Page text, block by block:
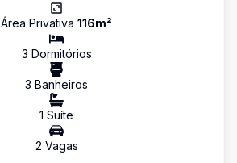
Área Privativa 116m²
3 Dormitórios
3 Banheiros
1 Suíte
2 Vagas